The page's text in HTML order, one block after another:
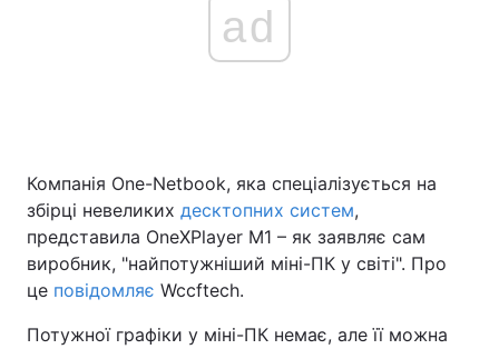
Україна Політика
Економіка Світ
Спорт
Техно і зв'язок Лайт
ad
Компанія One-Netbook, яка спеціалізується на
збірці невеликих десктопних систем,
представила OneXPlayer M1 – як заявляє сам
виробник, "найпотужніший міні-ПК у світі". Про
це повідомляє Wccftech.
Потужної графіки у міні-ПК немає, але її можна